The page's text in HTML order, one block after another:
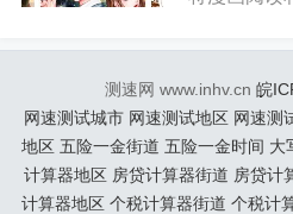
新最热门的
测速网 www.inhv.cn 皖
网速测试城市 网速测试地区 网速测
地区 五险一金街道 五险一金时间 大
计算器地区 房贷计算器街道 房贷计
计算器地区 个税计算器街道 个税计